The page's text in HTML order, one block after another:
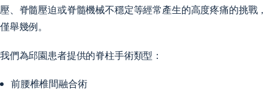
壓、脊髓壓迫或脊髓機械不穩定等經常產生的高度疼痛的挑戰，
僅舉幾例。
我們為邱園患者提供的脊柱手術類型：
前腰椎椎間融合術